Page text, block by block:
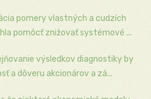
pomery vlastných a cudzích
pomôcť znižovať systémové ...
výsledkov diagnostiky by
a dôveru akcionárov a zá...